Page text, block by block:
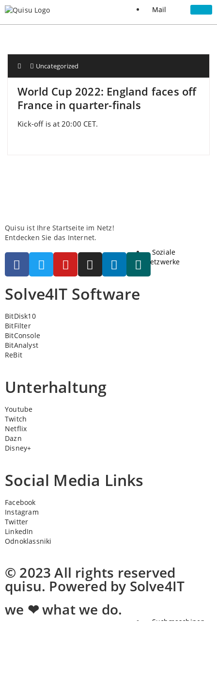
Mail
Soziale
Netzwerke
Suchmaschinen
Uncategorized
World Cup 2022: England faces off
France in quarter-finals
Kick-off is at 20:00 CET.
Quisu ist Ihre Startseite im Netz!
Entdecken Sie das Internet.
Solve4IT Software
BitDisk10
BitFilter
BitConsole
BitAnalyst
ReBit
Unterhaltung
Youtube
Twitch
Netflix
Dazn
Disney+
Social Media Links
Facebook
Instagram
Twitter
LinkedIn
Odnoklassniki
© 2023 All rights reserved
quisu. Powered by Solve4IT
we ❤ what we do.